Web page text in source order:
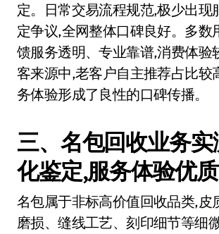
定。日常交易流程规范,极少出现
定争议,全网整体口碑良好。多数
馈服务透明、专业靠谱,消费体验
客来源中,老客户自主推荐占比较
务体验形成了良性的口碑传播。
三、名包回收业务实
化鉴定,服务体验优质
名包属于非标高价值回收品类,皮
磨损、缝线工艺、刻印细节等细